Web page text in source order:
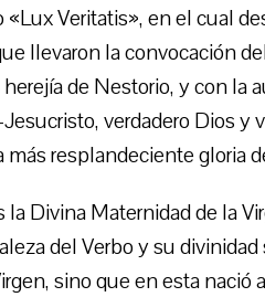
Veritatis», en el cual
llevaron la convocación
de Nestorio, y con la
verdadero Dios y
más resplandeciente gloria
la Divina Maternidad de la
del Verbo y su
sino que en esta nació